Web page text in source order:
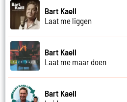
Bart Kaell
Laat me liggen
Bart Kaell
Laat me maar doen
Bart Kaell